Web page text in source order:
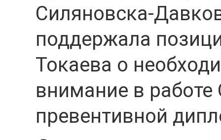
Силяновска-
поддержала
Токаева о
внимание в
превентивной